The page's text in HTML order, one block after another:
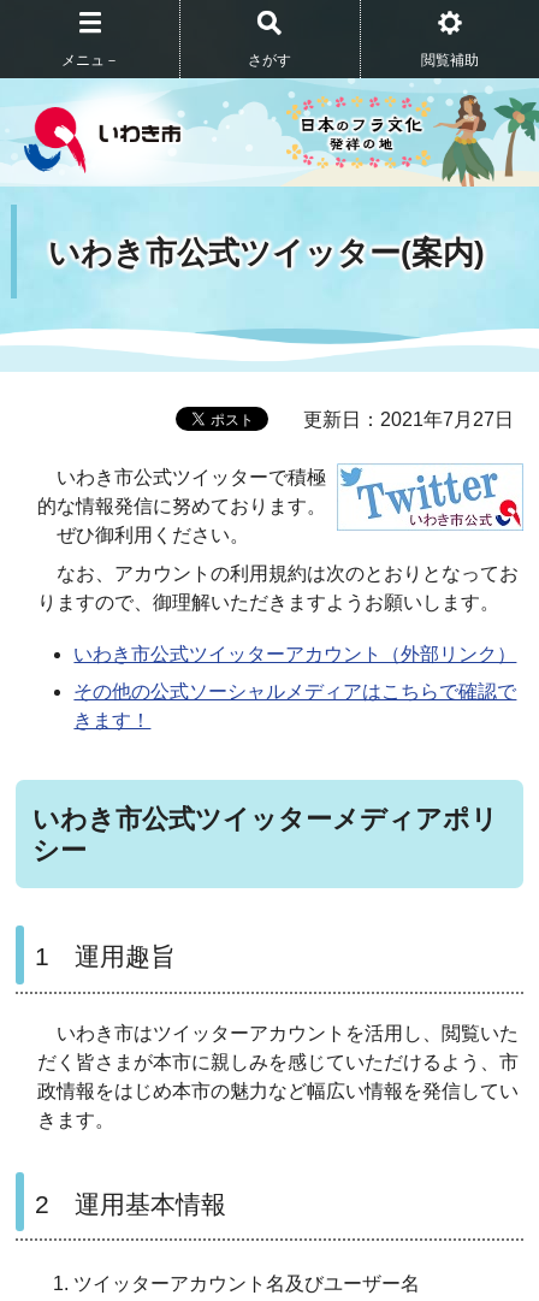
メニュ－ さがす 閲覧補助
いわき市公式ツイッター(案内)
更新日：2021年7月27日
いわき市公式ツイッターで積極
的な情報発信に努めております。
ぜひ御利用ください。
なお、アカウントの利用規約は次のとおりとなってお
りますので、御理解いただきますようお願いします。
いわき市公式ツイッターアカウント（外部リンク）
その他の公式ソーシャルメディアはこちらで確認で
きます！
いわき市公式ツイッターメディアポリ
シー
1 運用趣旨
いわき市はツイッターアカウントを活用し、閲覧いた
だく皆さまが本市に親しみを感じていただけるよう、市
政情報をはじめ本市の魅力など幅広い情報を発信してい
きます。
2 運用基本情報
ツイッターアカウント名及びユーザー名